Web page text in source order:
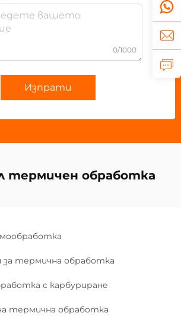
0/1000
Изпрати
термичен обработка
за термична обработка
с карбуриране
термична обработка